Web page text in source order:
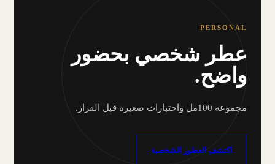
PERSONAL
عطر شخصي بحضور
واضح.
مجموعة 100مل واختبارات صغيرة قبل القرار.
اكتشف العطور الشخصية